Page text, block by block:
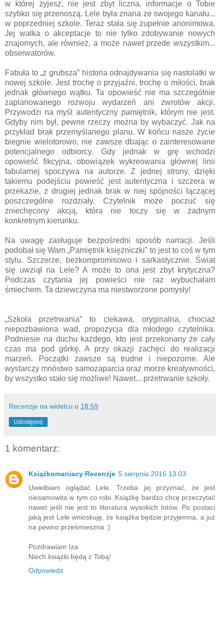
w której żyjesz, nie jest zbyt liczna, informacje o Tobie
szybko się przenoszą. Lele była znana ze swojego kanału...
w poprzedniej szkole. Teraz stała się zupełnie anonimowa.
Jej walka o akceptacje to nie tylko zdobywanie nowych
znajomych, ale również, a może nawet przede wszystkim...
obserwatorów.
Fabuła to „z grubsza” historia odnajdywania się nastolatki w
nowej szkole. Jest trochę o przyjaźni, trochę o miłości, brak
jednak głównego wątku. Ta opowieść nie ma szczególnie
zaplanowanego rozwoju wydarzeń ani zwrotów akcji.
Przywodzi na myśl autentyczny pamiętnik, którym nie jest.
Gdyby nim był, pewne rzeczy można by wybaczyć. Jak na
przykład brak przemyślanego planu. W końcu nasze życie
biegnie wielotorowo, nie zawsze dbając o zainteresowane
potencjalnego odbiorcy. Gdy jednak w grę wchodzi
opowieść fikcyjna, obowiązek wykreowania głównej linii
fabularnej spoczywa na autorze. Z jednej strony, dzięki
takiemu podejściu powieść jest autentyczna i szczera w
przekazie, z drugiej jednak brak w niej spójności łączącej
poszczególne rozdziały. Czytelnik może poczuć się
zniechęcony akcją, która nie toczy się w żadnym
konkretnym kierunku.
Na uwagę zasługuje bezpośredni sposób narracji. Jeśli
podobał się Wam „Pamiętnik księżniczki” to jest to coś w tym
stylu. Szczerze, bezkompromisowo i sarkastycznie. Świat
się uwziął na Lele? A może to ona jest zbyt krytyczna?
Podczas czytania jej powieści nie raz wybuchałam
śmiechem. Ta dziewczyna ma niestworzone pomysły!
„Szkoła przetrwania” to ciekawa, oryginalna, chociaż
niepozbawiona wad, propozycja dla młodego czytelnika.
Podniesie na duchu każdego, kto jest przekonany że cały
czas ma pod górkę. A przy okazji zachęci do realizacji
marzeń. Początki zawsze są trudne i niepozorne. Ale
wystarczy mnóstwo samozaparcia oraz morze kreatywności,
by wszystko stało się możliwe! Nawet... przetrwanie szkoły.
Recenzje na widelcu o 18:59
Udostępnij
1 komentarz:
Książkomaniacy Recenzje 5 sierpnia 2016 13:03
Uwielbiam oglądać Lele. Trzeba jej przyznać, że jest
niesamowita w tym co robi. Książkę bardzo chcę przeczytać
nawet jeśli nie jest to literatura wysokich lotów. Po postaci
jaką jest Lele wnioskuję, że książka będzie przyjemna, a już
na pewno prześmieszna :)
Pozdrawiam Iza
Niech książki będą z Tobą!
Odpowiedz